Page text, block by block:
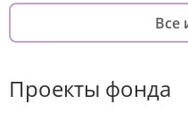
Все
Проекты фонда